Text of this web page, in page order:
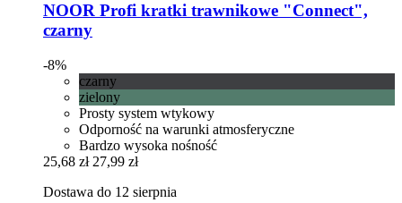
NOOR Profi kratki trawnikowe "Connect",
czarny
-8%
czarny
zielony
Prosty system wtykowy
Odporność na warunki atmosferyczne
Bardzo wysoka nośność
25,68 zł 27,99 zł
Dostawa do 12 sierpnia